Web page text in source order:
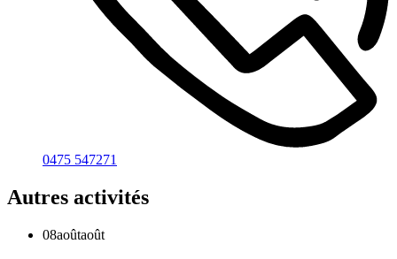
0475 547271
Autres activités
08aoûtaoût